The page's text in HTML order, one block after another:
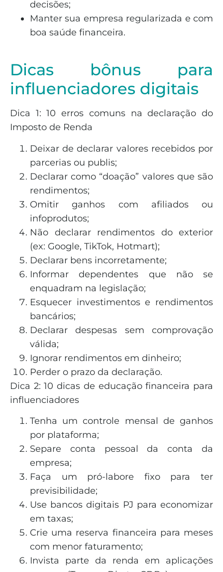
decisões;
Manter sua empresa regularizada e com
boa saúde financeira.
Dicas bônus para
influenciadores digitais
Dica 1: 10 erros comuns na declaração do
Imposto de Renda
Deixar de declarar valores recebidos por
parcerias ou publis;
Declarar como “doação” valores que são
rendimentos;
Omitir ganhos com afiliados ou
infoprodutos;
Não declarar rendimentos do exterior
(ex: Google, TikTok, Hotmart);
Declarar bens incorretamente;
Informar dependentes que não se
enquadram na legislação;
Esquecer investimentos e rendimentos
bancários;
Declarar despesas sem comprovação
válida;
Ignorar rendimentos em dinheiro;
Perder o prazo da declaração.
Dica 2: 10 dicas de educação financeira para
influenciadores
Tenha um controle mensal de ganhos
por plataforma;
Separe conta pessoal da conta da
empresa;
Faça um pró-labore fixo para ter
previsibilidade;
Use bancos digitais PJ para economizar
em taxas;
Crie uma reserva financeira para meses
com menor faturamento;
Invista parte da renda em aplicações